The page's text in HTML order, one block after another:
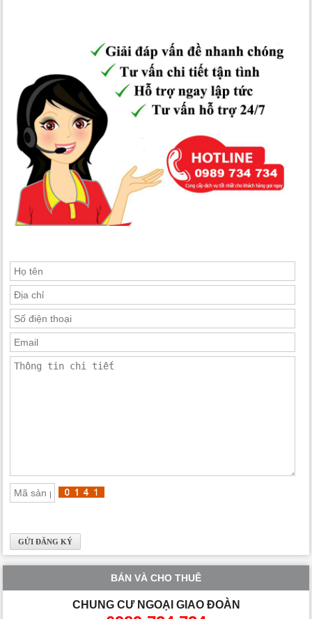
và tuyên truyền...Bệnh viện phòng khám như bệnh viện 19-8 Bộ
Công An, Bệnh Viện E...Siêu thị mua sắm như Siêu thị Metro,
Siêu thị BigC, Siêu thị Fivimark và các trung tâm mua sắm lớn
xung quanh các khu đô thị...
>>> Xem thêm:Cho thuê căn hộ 4 phòng ngủ
BÁN VÀ CHO THUÊ
CHUNG CƯ NGOẠI GIAO ĐOÀN